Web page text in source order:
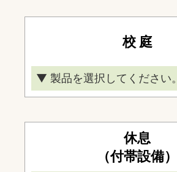
バスケットゴール単柱式
校 庭
▼ 製品を選択してください。
投てき用囲いネット
休息
（付帯設備）